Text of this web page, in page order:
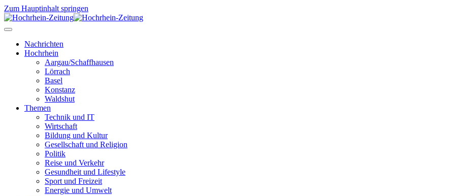
Zum Hauptinhalt springen
Nachrichten
Hochrhein
Aargau/Schaffhausen
Lörrach
Basel
Konstanz
Waldshut
Themen
Technik und IT
Wirtschaft
Bildung und Kultur
Gesellschaft und Religion
Politik
Reise und Verkehr
Gesundheit und Lifestyle
Sport und Freizeit
Energie und Umwelt